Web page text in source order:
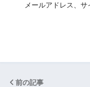
メールアドレス、サ
前の記事